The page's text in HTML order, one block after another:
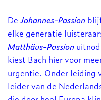
De Johannes-Passion
elke generatie
Matthäus-Passion
kiest Bach hier voor
urgentie. Onder leiding
leider van de